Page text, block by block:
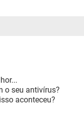
o seu antivírus?
aconteceu?